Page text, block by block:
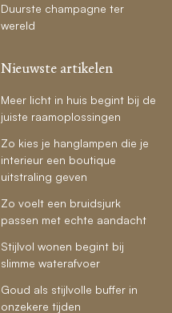
Duurste champagne ter
wereld
Nieuwste artikelen
Meer licht in huis begint bij de
juiste raamoplossingen
Zo kies je hanglampen die je
interieur een boutique
uitstraling geven
Zo voelt een bruidsjurk
passen met echte aandacht
Stijlvol wonen begint bij
slimme waterafvoer
Goud als stijlvolle buffer in
onzekere tijden